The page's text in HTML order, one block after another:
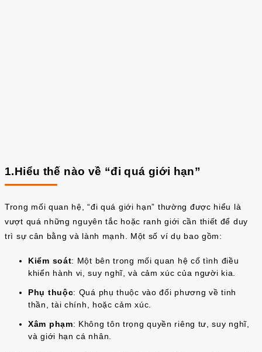
1.Hiểu thế nào về “đi quá giới hạn”
Trong mối quan hệ, “đi quá giới hạn” thường được hiểu là
vượt quá những nguyên tắc hoặc ranh giới cần thiết để duy
trì sự cân bằng và lành mạnh. Một số ví dụ bao gồm:
Kiểm soát: Một bên trong mối quan hệ cố tình điều
khiển hành vi, suy nghĩ, và cảm xúc của người kia.
Phụ thuộc: Quá phụ thuộc vào đối phương về tinh
thần, tài chính, hoặc cảm xúc.
Xâm phạm: Không tôn trọng quyền riêng tư, suy nghĩ,
và giới hạn cá nhân.